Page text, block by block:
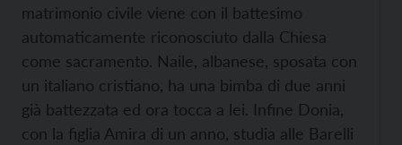
matrimonio civile viene con il battesimo
automaticamente riconosciuto dalla Chiesa
come sacramento. Naile, albanese, sposata con
un italiano cristiano, ha una bimba di due anni
già battezzata ed ora tocca a lei. Infine Donia,
con la figlia Amira di un anno, studia alle Barelli